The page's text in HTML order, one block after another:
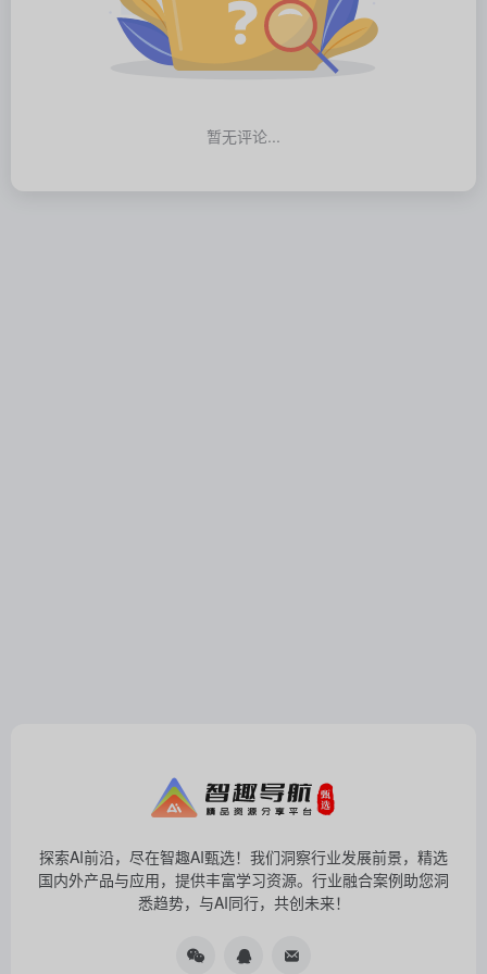
暂无评论...
探索AI前沿，尽在智趣AI甄选！我们洞察行业发展前景，精选
国内外产品与应用，提供丰富学习资源。行业融合案例助您洞
悉趋势，与AI同行，共创未来！